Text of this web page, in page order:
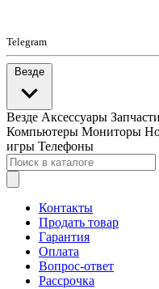
Telegram
Везде
Везде Аксессуары
Компьютеры Мониторы
игры Телефоны
Контакты
Продать товар
Гарантия
Оплата
Вопрос-ответ
Рассрочка